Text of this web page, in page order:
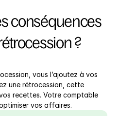
conséquences
?
vous l’ajoutez à vos
une rétrocession, cette
recettes. Votre comptable
vos affaires.